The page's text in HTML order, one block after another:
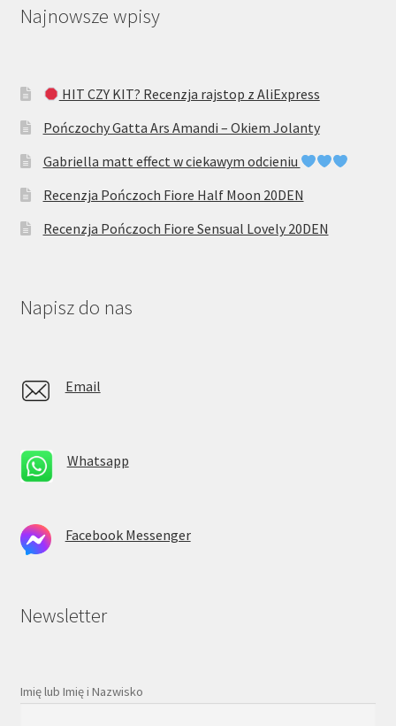
Najnowsze wpisy
HIT CZY KIT? Recenzja rajstop z AliExpress
Pończochy Gatta Ars Amandi – Okiem Jolanty
Gabriella matt effect w ciekawym odcieniu
Recenzja Pończoch Fiore Half Moon 20DEN
Recenzja Pończoch Fiore Sensual Lovely 20DEN
Napisz do nas
Email
Whatsapp
Facebook Messenger
Newsletter
Imię lub Imię i Nazwisko